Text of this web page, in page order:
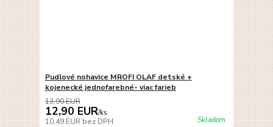
Pudlové nohavice MROFI OLAF detské +
kojenecké jednofarebné- viac farieb
13,90 EUR
12,90 EUR/ks
10,49 EUR bez DPH Skladom